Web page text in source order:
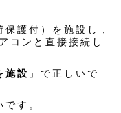
護付）を施設し，
コンと直接接続し
施設 」で正しいで
です。